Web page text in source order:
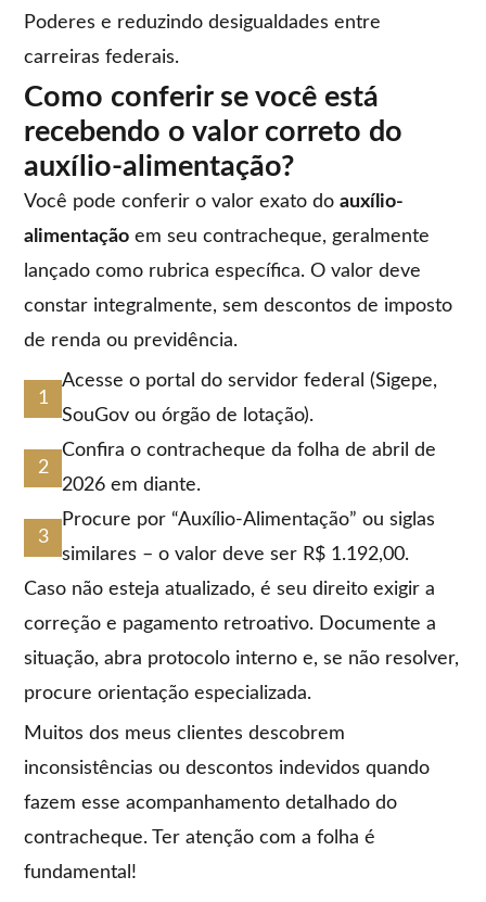
Poderes e reduzindo desigualdades entre
carreiras federais.
Como conferir se você está
recebendo o valor correto do
auxílio-alimentação?
Você pode conferir o valor exato doauxílio-
alimentação em seu contracheque, geralmente
lançado como rubrica específica. O valor deve
constar integralmente, sem descontos de imposto
de renda ou previdência.
Acesse o portal do servidor federal (Sigepe,
SouGov ou órgão de lotação).
Confira o contracheque da folha de abril de
2026 em diante.
Procure por “Auxílio-Alimentação” ou siglas
similares – o valor deve ser R$ 1.192,00.
Caso não esteja atualizado, é seu direito exigir a
correção e pagamento retroativo. Documente a
situação, abra protocolo interno e, se não resolver,
procure orientação especializada.
Muitos dos meus clientes descobrem
inconsistências ou descontos indevidos quando
fazem esse acompanhamento detalhado do
contracheque. Ter atenção com a folha é
fundamental!